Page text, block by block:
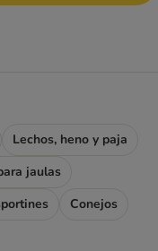
Lechos, heno y paja
jaulas
Conejos